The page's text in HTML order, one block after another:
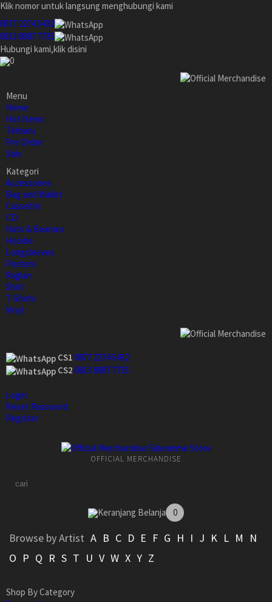
Klik nomor untuk langsung menghubungi kami
0877 2274 5432
0813 8087 7735
Hubungi kami,klik disini
0
Menu
Home
Hot Items
Terbaru
Pre Order
Sale
Kategori
Accessories
Bag and Wallet
Cassette
CD
Hats & Beanies
Hoodie
Longsleeves
Posters
Raglan
Shirt
T-Shirts
Vinyl
CS1 0877 2274 5432
CS2 0813 8087 7735
Login
Reset Password
Register
OFFICIAL MERCHANDISE
Keranjang Belanja 0
Browse by Artist A B C D E F G H I J K L M
N
O P Q R S T U V W X Y Z
Shop By Category